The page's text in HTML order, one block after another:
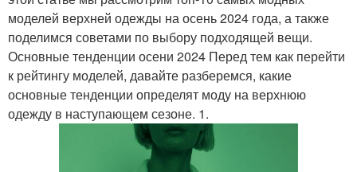
моделей верхней одежды на осень 2024 года, а также
поделимся советами по выбору подходящей вещи.
Основные тенденции осени 2024 Перед тем как перейти
к рейтингу моделей, давайте разберемся, какие
основные тенденции определят моду на верхнюю
одежду в наступающем сезоне. 1.